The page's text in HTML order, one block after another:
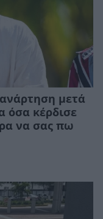
μετά
όσα κέρδισε
να σας πω